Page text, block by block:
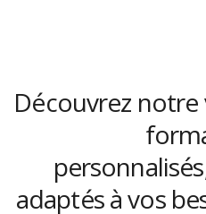
Découvrez
adaptés à vos